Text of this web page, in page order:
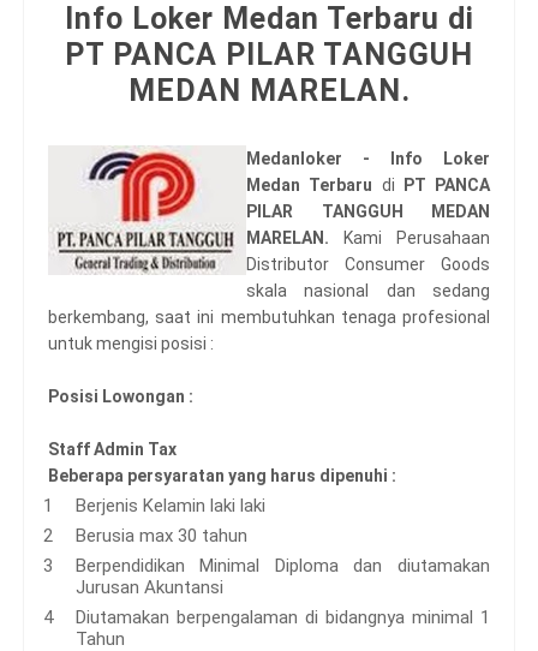
Info Loker Medan Terbaru di
PT PANCA PILAR TANGGUH
MEDAN MARELAN.
Medanloker - Info Loker
Medan Terbaru di
PT PANCA
PILAR TANGGUH MEDAN
MARELAN.
Kami Perusahaan
Distributor Consumer Goods
skala nasional dan sedang
berkembang, saat ini membutuhkan tenaga profesional
untuk mengisi posisi :
Posisi Lowongan :
Staff Admin Tax
Beberapa persyaratan yang harus dipenuhi :
Berjenis Kelamin laki laki
Berusia max 30 tahun
Berpendidikan Minimal Diploma dan diutamakan
Jurusan Akuntansi
Diutamakan berpengalaman di bidangnya minimal 1
Tahun